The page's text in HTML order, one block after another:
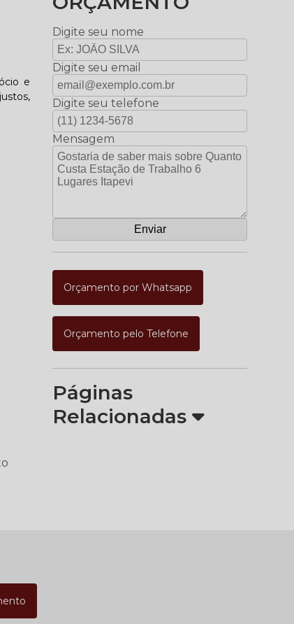
e
Digite seu nome
Digite seu email
Digite seu telefone
Mensagem
Orçamento por Whatsapp
Orçamento pelo Telefone
Páginas
Relacionadas